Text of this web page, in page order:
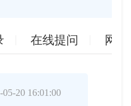
在线提问 网
05-20 16:01:00